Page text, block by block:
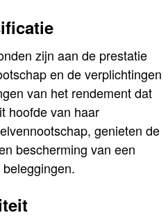
zijn aan de prestatie
en de verplichtingen
van het rendement dat
hoofde van haar
genieten de
bescherming van een